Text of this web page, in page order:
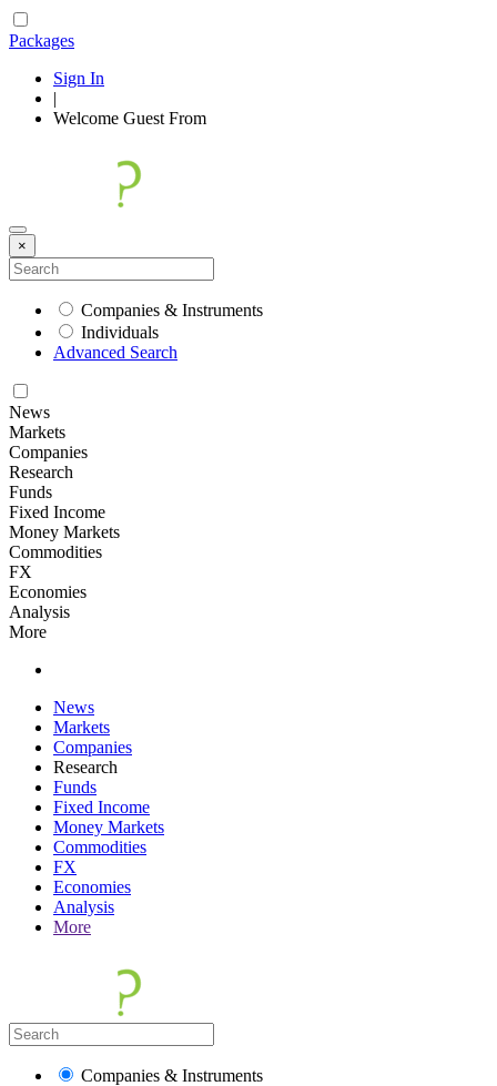
Packages
Sign In
|
Welcome Guest From
×
Companies & Instruments
Individuals
Advanced Search
News
Markets
Companies
Research
Funds
Fixed Income
Money Markets
Commodities
FX
Economies
Analysis
More
News
Markets
Companies
Research
Funds
Fixed Income
Money Markets
Commodities
FX
Economies
Analysis
More
Companies & Instruments